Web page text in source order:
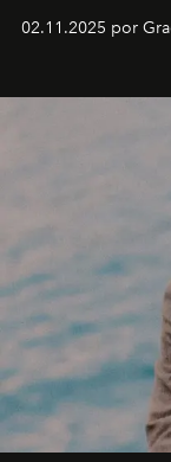
fechas en
02.11.2025 por